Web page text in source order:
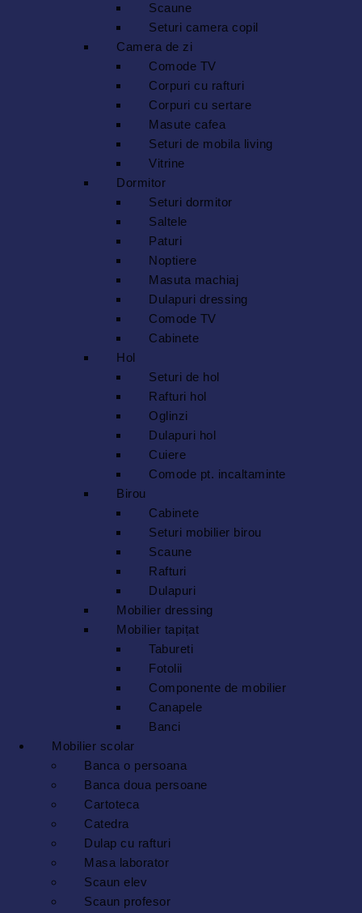
Scaune
Seturi camera copil
Camera de zi
Comode TV
Corpuri cu rafturi
Corpuri cu sertare
Masute cafea
Seturi de mobila living
Vitrine
Dormitor
Seturi dormitor
Saltele
Paturi
Noptiere
Masuta machiaj
Dulapuri dressing
Comode TV
Cabinete
Hol
Seturi de hol
Rafturi hol
Oglinzi
Dulapuri hol
Cuiere
Comode pt. incaltaminte
Birou
Cabinete
Seturi mobilier birou
Scaune
Rafturi
Dulapuri
Mobilier dressing
Mobilier tapițat
Tabureti
Fotolii
Componente de mobilier
Canapele
Banci
Mobilier scolar
Banca o persoana
Banca doua persoane
Cartoteca
Catedra
Dulap cu rafturi
Masa laborator
Scaun elev
Scaun profesor